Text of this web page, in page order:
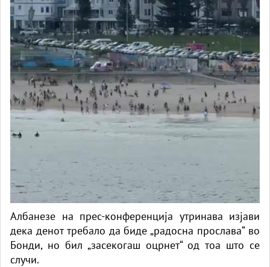
Албанезе на прес-конференција утринава изјави
дека денот требало да биде „радосна прослава“ во
Бонди, но бил „засекогаш оцрнет“ од тоа што се
случи.